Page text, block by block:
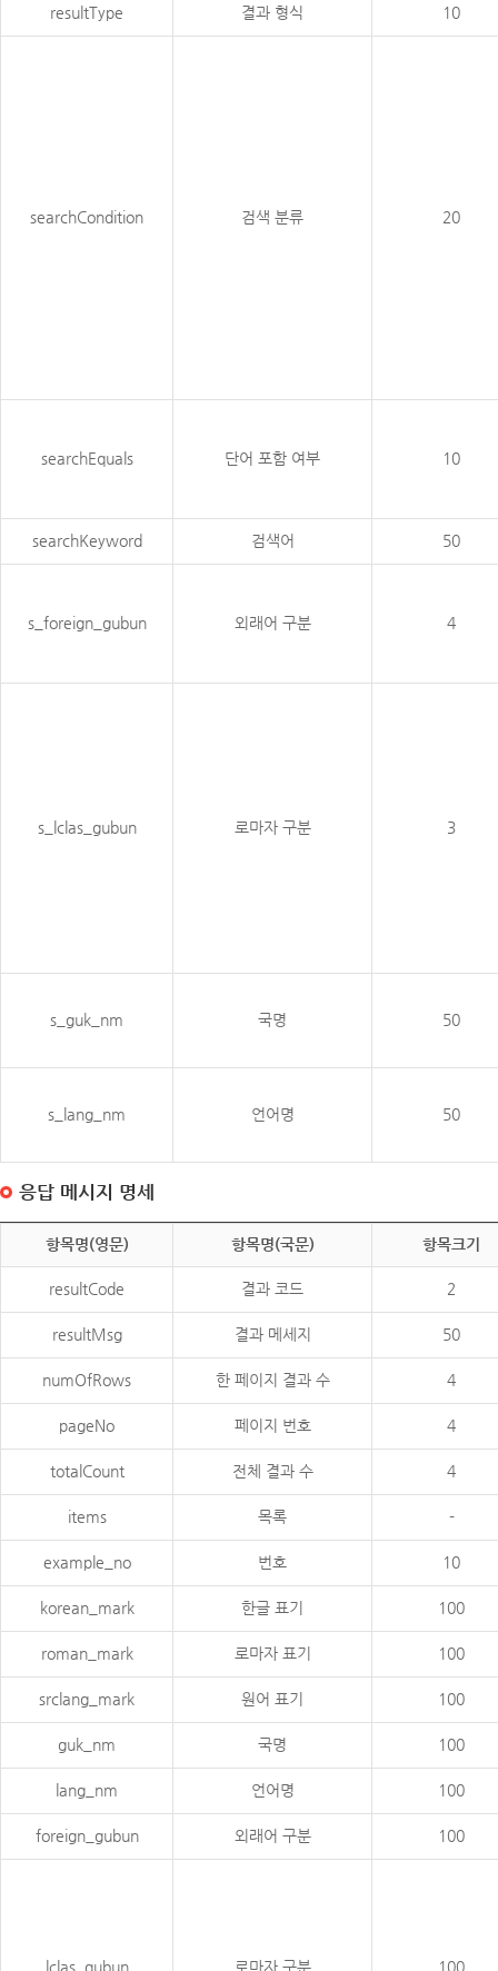
resultType 결과 형식 10
searchCondition 검색 분류 20
searchEquals 단어 포함 여부 10
searchKeyword 검색어 50
s_foreign_gubun 외래어 구분 4
s_lclas_gubun 로마자 구분 3
s_guk_nm 국명 50
s_lang_nm 언어명 50
응답 메시지 명세
항목명(영문) 항목명(국문) 항목크기
resultCode 결과 코드 2
resultMsg 결과 메세지 50
numOfRows 한 페이지 결과 수 4
pageNo 페이지 번호 4
totalCount 전체 결과 수 4
items 목록 -
example_no 번호 10
korean_mark 한글 표기 100
roman_mark 로마자 표기 100
srclang_mark 원어 표기 100
guk_nm 국명 100
lang_nm 언어명 100
foreign_gubun 외래어 구분 100
lclas_gubun 로마자 구분 100